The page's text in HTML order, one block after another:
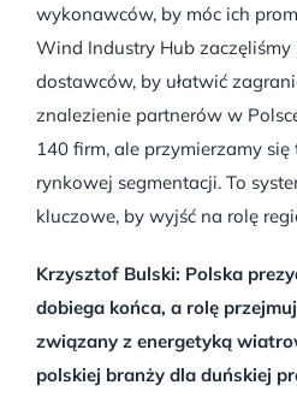
wykonawców, by móc ich
Wind Industry Hub
dostawców, by ułatwić
znalezienie partnerów w
140 firm, ale przymierzamy się
rynkowej segmentacji. To
kluczowe, by wyjść na rolę
Krzysztof Bulski: Polska
dobiega końca, a rolę
związany z energetyką
polskiej branży dla duńskiej